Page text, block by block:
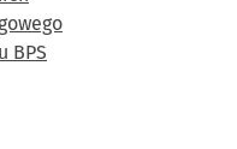
BPS